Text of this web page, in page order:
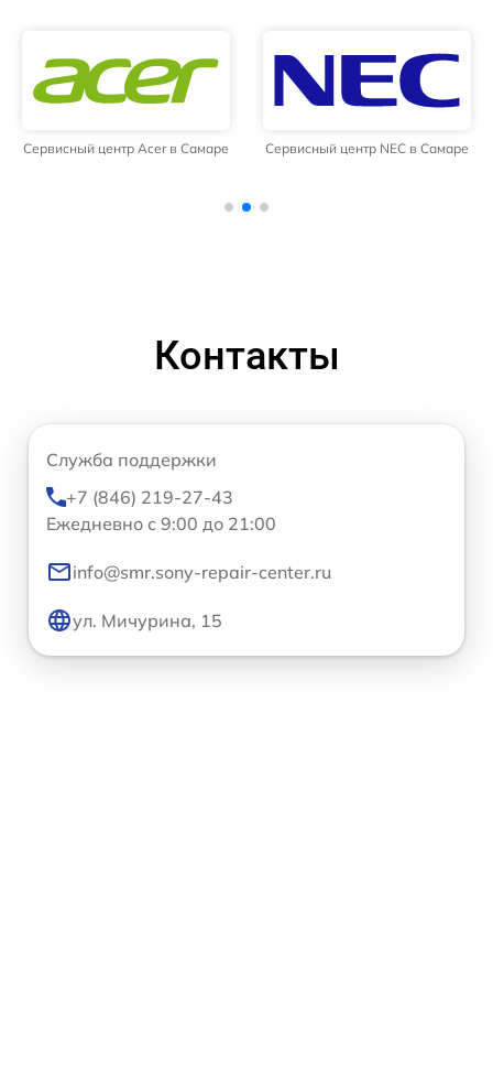
Сервисный центр Acer в Самаре Сервисный центр NEC в Самаре
Контакты
Служба поддержки
+7 (846) 219-27-43
Ежедневно с 9:00 до 21:00
info@smr.sony-repair-center.ru
ул. Мичурина, 15